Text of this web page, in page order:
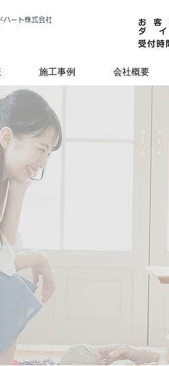
ハート株式会社
施工事例 会社概要